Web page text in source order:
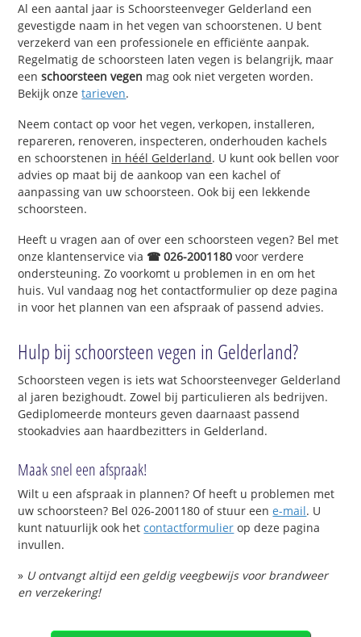
Al een aantal jaar is Schoorsteenveger Gelderland een
gevestigde naam in het vegen van schoorstenen. U bent
verzekerd van een professionele en efficiënte aanpak.
Regelmatig de schoorsteen laten vegen is belangrijk, maar
eenschoorsteen vegen mag ook niet vergeten worden.
Bekijk onzetarieven.
Neem contact op voor het vegen, verkopen, installeren,
repareren, renoveren, inspecteren, onderhouden kachels
en schoorstenen in héél Gelderland. U kunt ook bellen voor
advies op maat bij de aankoop van een kachel of
aanpassing van uw schoorsteen. Ook bij een lekkende
schoorsteen.
Heeft u vragen aan of over een schoorsteen vegen? Bel met
onze klantenservice via ☎ 026-2001180 voor verdere
ondersteuning. Zo voorkomt u problemen in en om het
huis. Vul vandaag nog het contactformulier op deze pagina
in voor het plannen van een afspraak of passend advies.
Hulp bij schoorsteen vegen in Gelderland?
Schoorsteen vegen is iets wat Schoorsteenveger Gelderland
al jaren bezighoudt. Zowel bij particulieren als bedrijven.
Gediplomeerde monteurs geven daarnaast passend
stookadvies aan haardbezitters in Gelderland.
Maak snel een afspraak!
Wilt u een afspraak in plannen? Of heeft u problemen met
uw schoorsteen? Bel 026-2001180 of stuur eene-mail. U
kunt natuurlijk ook hetcontactformulier op deze pagina
invullen.
» U ontvangt altijd een geldig veegbewijs voor brandweer
en verzekering!